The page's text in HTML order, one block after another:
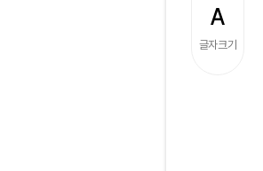
글자크기